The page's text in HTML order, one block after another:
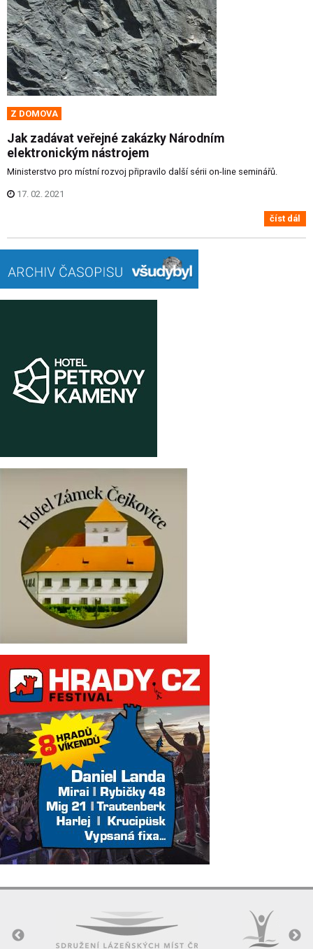
Z DOMOVA
Jak zadávat veřejné zakázky Národním
elektronickým nástrojem
Ministerstvo pro místní rozvoj připravilo další sérii on-line seminářů.
17. 02. 2021
číst dál